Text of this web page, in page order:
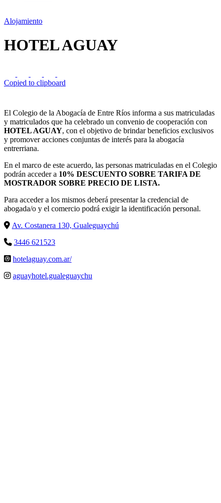
Alojamiento
HOTEL AGUAY
Copied to clipboard
El Colegio de la Abogacía de Entre Ríos informa a sus matriculadas
y matriculados que ha celebrado un convenio de cooperación con
HOTEL AGUAY, con el objetivo de brindar beneficios exclusivos
y promover acciones conjuntas de interés para la abogacía
entrerriana.
En el marco de este acuerdo, las personas matriculadas en el Colegio
podrán acceder a 10% DESCUENTO SOBRE TARIFA DE
MOSTRADOR SOBRE PRECIO DE LISTA.
Para acceder a los mismos deberá presentar la credencial de
abogada/o y el comercio podrá exigir la identificación personal.
Av. Costanera 130, Gualeguaychú
3446 621523
hotelaguay.com.ar/
aguayhotel.gualeguaychu